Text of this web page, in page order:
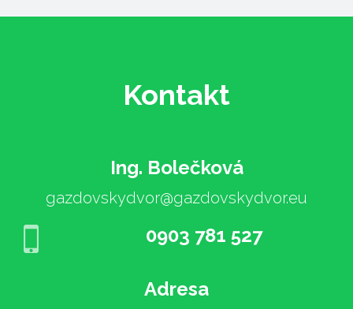
Kontakt
Ing. Bolečková
gazdovskydvor@gazdovskydvor.eu
0903 781 527
Adresa